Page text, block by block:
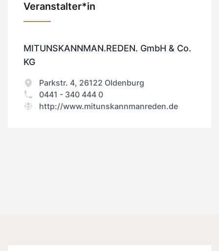
Veranstalter*in
MITUNSKANNMAN.REDEN. GmbH & Co.
KG
Parkstr. 4, 26122 Oldenburg
0441 - 340 444 0
http://www.mitunskannmanreden.de